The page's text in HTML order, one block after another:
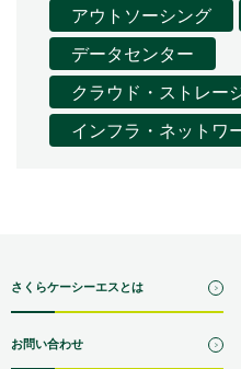
アウトソーシング
データセンター
クラウド・ストレー
インフラ・ネットワ
さくらケーシーエスとは
お問い合わせ